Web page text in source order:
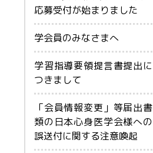
応募受付が始まりました
学会員のみなさまへ
学習指導要領提言書提出に
つきまして
「会員情報変更」等届出書
類の日本心身医学会様への
誤送付に関する注意喚起